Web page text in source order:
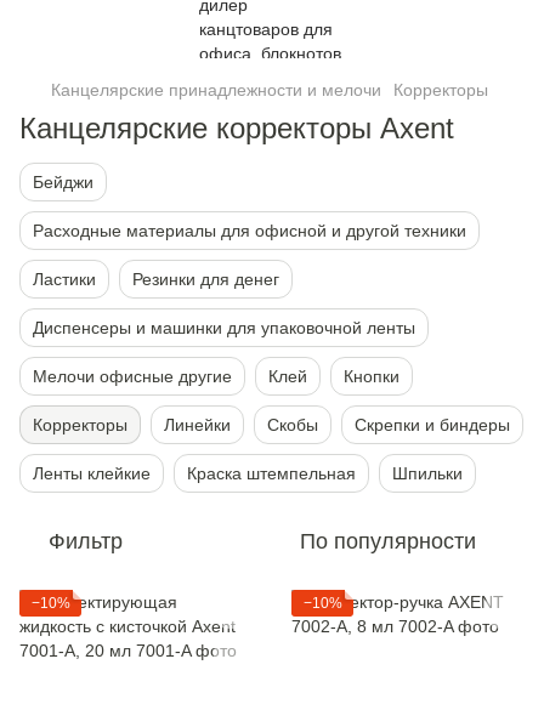
Канцелярские принадлежности и мелочи Корректоры
Канцелярские корректоры Axent
Бейджи
Расходные материалы для офисной и другой техники
Ластики Резинки для денег
Диспенсеры и машинки для упаковочной ленты
Мелочи офисные другие Клей Кнопки
Корректоры Линейки Скобы Скрепки и биндеры
Ленты клейкие Краска штемпельная Шпильки
Фильтр По популярности
−10% −10%